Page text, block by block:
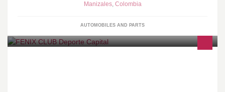
Manizales, Colombia
AUTOMOBILES AND PARTS